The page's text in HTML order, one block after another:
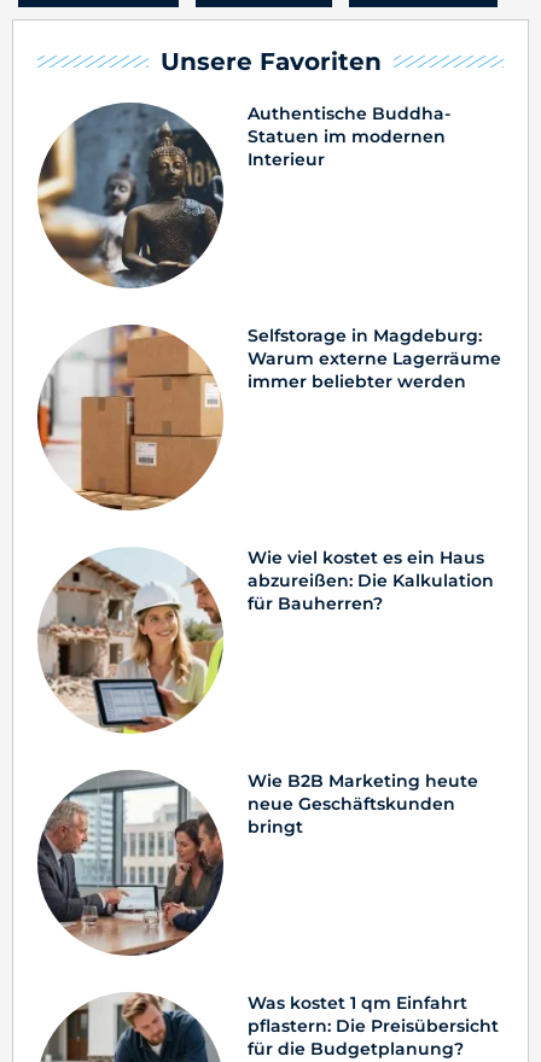
Unsere Favoriten
Authentische Buddha-
Statuen im modernen
Interieur
Selfstorage in Magdeburg:
Warum externe Lagerräume
immer beliebter werden
Wie viel kostet es ein Haus
abzureißen: Die Kalkulation
für Bauherren?
Wie B2B Marketing heute
neue Geschäftskunden
bringt
Was kostet 1 qm Einfahrt
pflastern: Die Preisübersicht
für die Budgetplanung?